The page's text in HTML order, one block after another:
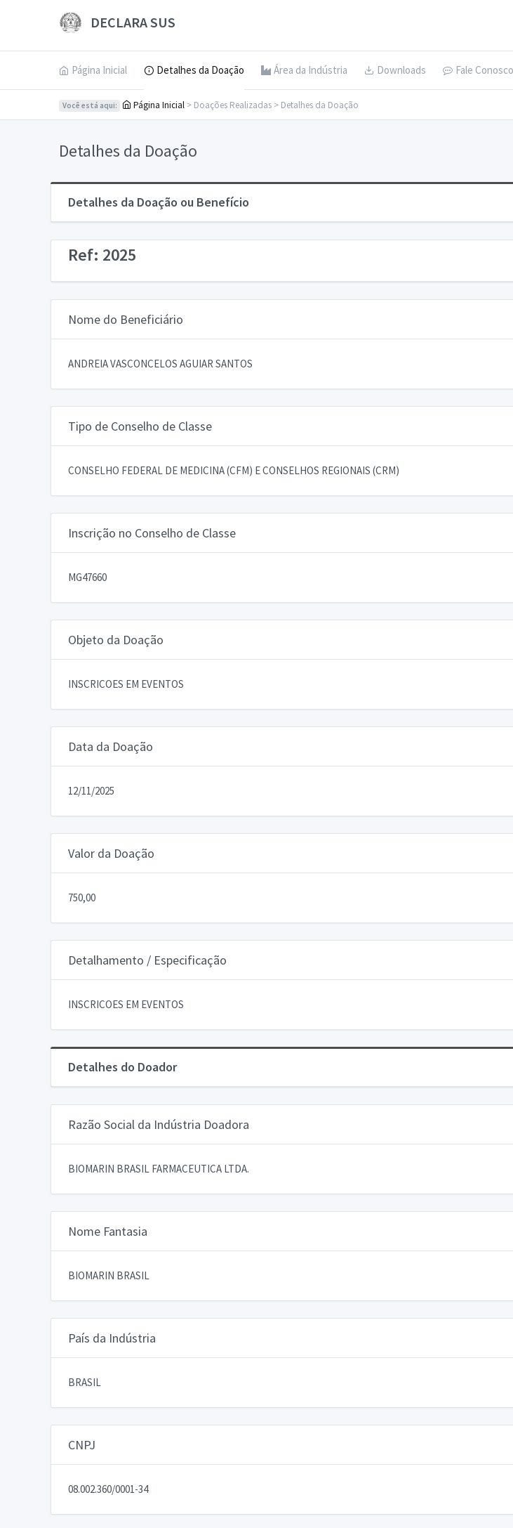
DECLARA SUS
Página Inicial Detalhes da Doação Área da Indústria Downloads Fale Conosco
Você está aqui: Página Inicial > Doações Realizadas > Detalhes da Doação
Detalhes da Doação
Detalhes da Doação ou Benefício
Ref: 2025
Nome do Beneficiário
ANDREIA VASCONCELOS AGUIAR SANTOS
Tipo de Conselho de Classe
CONSELHO FEDERAL DE MEDICINA (CFM) E CONSELHOS REGIONAIS (CRM)
Inscrição no Conselho de Classe
MG47660
Objeto da Doação
INSCRICOES EM EVENTOS
Data da Doação
12/11/2025
Valor da Doação
750,00
Detalhamento / Especificação
INSCRICOES EM EVENTOS
Detalhes do Doador
Razão Social da Indústria Doadora
BIOMARIN BRASIL FARMACEUTICA LTDA.
Nome Fantasia
BIOMARIN BRASIL
País da Indústria
BRASIL
CNPJ
08.002.360/0001-34